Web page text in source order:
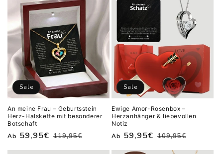
Sale
An meine Frau – Geburtsstein
Herz-Halskette mit besonderer
Botschaft
Normaler
Preis
119,95€
Verkaufspreis
Ab 59,95€
Sale
Ewige Amor-Rosenbox –
Herzanhänger & liebevollen
Notiz
Normaler
Preis
109,95€
Verkaufspreis
Ab 59,95€